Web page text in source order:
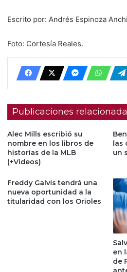
Escrito por: Andrés Espinoza
Foto: Cortesía Reales.
Publicaciones
Alec Mills escribió su
nombre en los libros de
historias de la MLB
(+Videos)
las
un
Freddy Galvis tendrá una
nueva oportunidad a la
titularidad con los Orioles
en
de